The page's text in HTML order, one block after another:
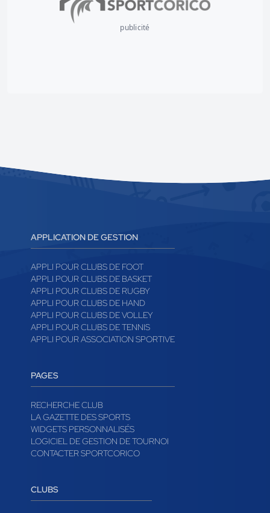
publicité
APPLICATION DE GESTION
APPLI POUR CLUBS DE FOOT
APPLI POUR CLUBS DE BASKET
APPLI POUR CLUBS DE RUGBY
APPLI POUR CLUBS DE HAND
APPLI POUR CLUBS DE VOLLEY
APPLI POUR CLUBS DE TENNIS
APPLI POUR ASSOCIATION SPORTIVE
PAGES
RECHERCHE CLUB
LA GAZETTE DES SPORTS
WIDGETS PERSONNALISÉS
LOGICIEL DE GESTION DE TOURNOI
CONTACTER SPORTCORICO
CLUBS